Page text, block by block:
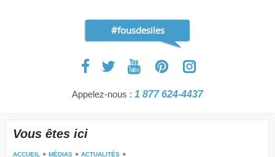
#fousdesiles
Appelez-nous : 1 877 624-4437
Vous êtes ici
ACCUEIL MÉDIAS ACTUALITÉS